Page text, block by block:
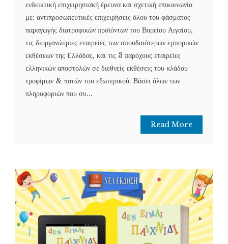
ενδεικτική επιχειρησιακή έρευνα και σχετική επικοινωνία
με: αντιπροσωπευτικές επιχειρήσεις όλου του φάσματος
παραγωγής διατροφικών προϊόντων του Βορείου Αιγαίου,
τις διοργανώτριες εταιρείες των σπουδαιότερων εμπορικών
εκθέσεων της Ελλάδας, και τις 3 παρόχους εταιρείες
ελληνικών αποστολών σε διεθνείς εκθέσεις του κλάδου
τροφίμων & ποτών του εξωτερικού. Βάσει όλων των
πληροφοριών που συ...
Read More